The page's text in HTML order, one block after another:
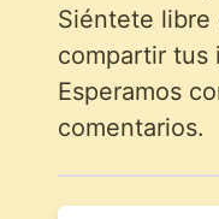
Siéntete libre
compartir tus
Esperamos
comentarios.